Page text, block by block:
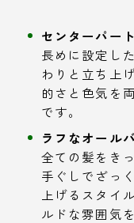
センターパー
長めに設定し
わりと立ち上
的さと色気を
です。
ラフなオール
全ての髪をき
手ぐしでざっ
上げるスタイ
ルドな雰囲気